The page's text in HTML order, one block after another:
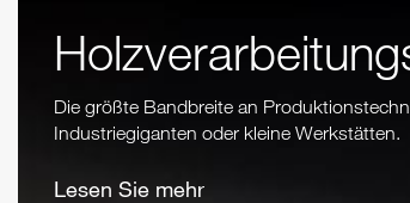
Die größte Bandbreite an
Industriegiganten oder kleine Werkstätten.
Lesen Sie mehr